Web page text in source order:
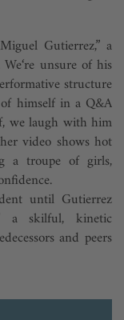
Gutierrez,” a
unsure of his
structure
himself in a Q&A
we laugh with him
video shows hot
a troupe of girls,
until Gutierrez
a skilful, kinetic
and peers